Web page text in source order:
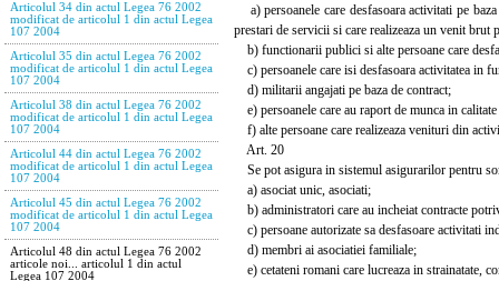
Articolul 34 din actul Legea 76 2002
modificat de articolul 1 din actul Legea
107 2004
Articolul 35 din actul Legea 76 2002
modificat de articolul 1 din actul Legea
107 2004
Articolul 38 din actul Legea 76 2002
modificat de articolul 1 din actul Legea
107 2004
Articolul 44 din actul Legea 76 2002
modificat de articolul 1 din actul Legea
107 2004
Articolul 45 din actul Legea 76 2002
modificat de articolul 1 din actul Legea
107 2004
Articolul 48 din actul Legea 76 2002
articole noi... articolul 1 din actul
Legea 107 2004
a) persoanele care desfasoara activitati pe
prestari de servicii si care realizeaza un venit brut
b) functionarii publici si alte persoane care
c) persoanele care isi desfasoara activitatea in
d) militarii angajati pe baza de contract;
e) persoanele care au raport de munca in
f) alte persoane care realizeaza venituri din
Art. 20
Se pot asigura in sistemul asigurarilor pentru
a) asociat unic, asociati;
b) administratori care au incheiat contracte
c) persoane autorizate sa desfasoare activitati
d) membri ai asociatiei familiale;
e) cetateni romani care lucreaza in strainatate,